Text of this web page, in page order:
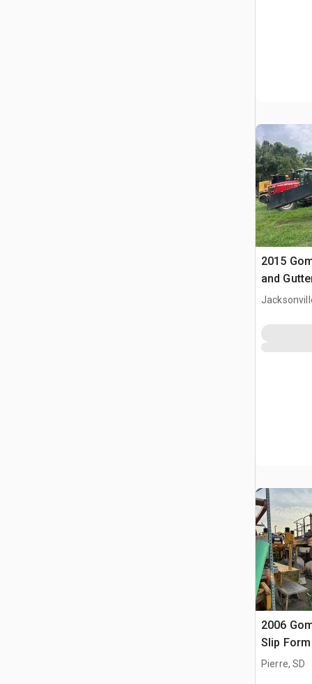
2015
and
2006
Slip
Pierre, SD